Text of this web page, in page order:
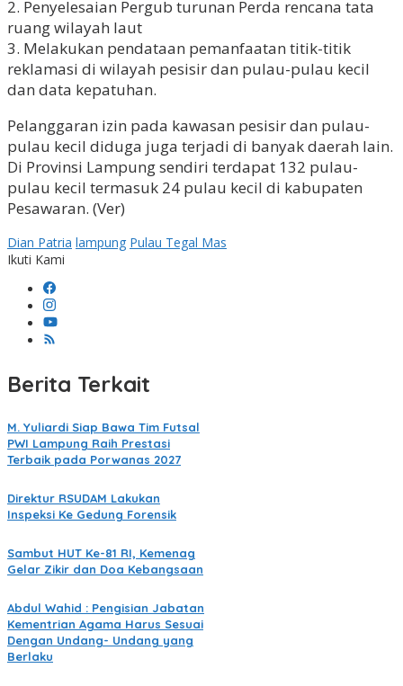
2. Penyelesaian Pergub turunan Perda rencana tata
ruang wilayah laut
3. Melakukan pendataan pemanfaatan titik-titik
reklamasi di wilayah pesisir dan pulau-pulau kecil
dan data kepatuhan.
Pelanggaran izin pada kawasan pesisir dan pulau-
pulau kecil diduga juga terjadi di banyak daerah lain.
Di Provinsi Lampung sendiri terdapat 132 pulau-
pulau kecil termasuk 24 pulau kecil di kabupaten
Pesawaran. (Ver)
Dian Patria lampung Pulau Tegal Mas
Ikuti Kami
Berita Terkait
M. Yuliardi Siap Bawa Tim Futsal
PWI Lampung Raih Prestasi
Terbaik pada Porwanas 2027
Direktur RSUDAM Lakukan
Inspeksi Ke Gedung Forensik
Sambut HUT Ke-81 RI, Kemenag
Gelar Zikir dan Doa Kebangsaan
Abdul Wahid : Pengisian Jabatan
Kementrian Agama Harus Sesuai
Dengan Undang- Undang yang
Berlaku